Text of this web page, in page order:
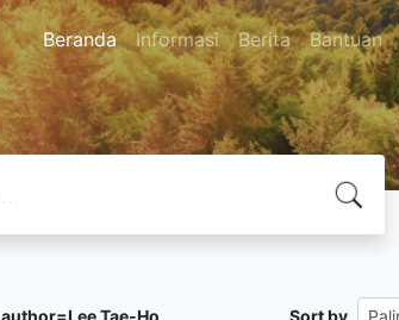
Beranda Informasi Berita Bantuan
author=Lee Tae-Ho Sort by